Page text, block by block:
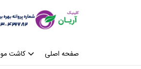
صفحه اصلی کاشت مو